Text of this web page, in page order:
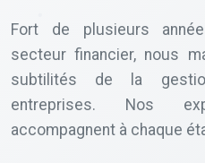
Fort de plusieurs
secteur financier, nous
subtilités de la
entreprises. Nos
accompagnent à chaque